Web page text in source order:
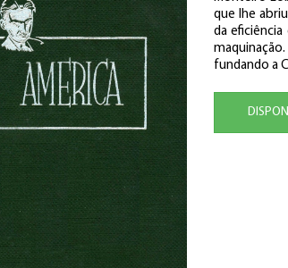
que lhe
da
fundando a